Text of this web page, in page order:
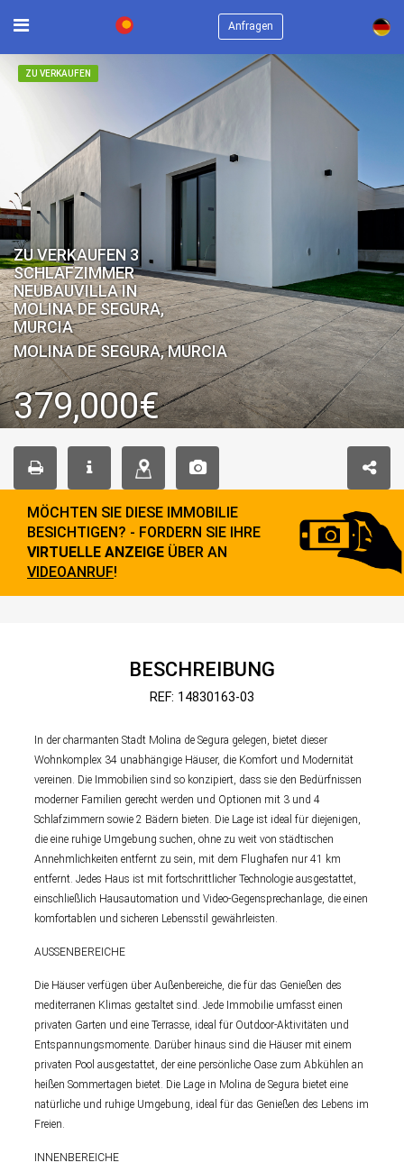
Anfragen ×
ZU VERKAUFEN
ZU VERKAUFEN 3
SCHLAFZIMMER
NEUBAUVILLA IN
MOLINA DE SEGURA,
MURCIA
MOLINA DE SEGURA, MURCIA
379,000€
MÖCHTEN SIE DIESE IMMOBILIE
BESICHTIGEN? - FORDERN SIE IHRE
VIRTUELLE ANZEIGE ÜBER AN
VIDEOANRUF!
BESCHREIBUNG
REF: 14830163-03
In der charmanten Stadt Molina de Segura gelegen, bietet dieser
Wohnkomplex 34 unabhängige Häuser, die Komfort und Modernität
vereinen. Die Immobilien sind so konzipiert, dass sie den Bedürfnissen
moderner Familien gerecht werden und Optionen mit 3 und 4
Schlafzimmern sowie 2 Bädern bieten. Die Lage ist ideal für diejenigen,
die eine ruhige Umgebung suchen, ohne zu weit von städtischen
Annehmlichkeiten entfernt zu sein, mit dem Flughafen nur 41 km
entfernt. Jedes Haus ist mit fortschrittlicher Technologie ausgestattet,
einschließlich Hausautomation und Video-Gegensprechanlage, die einen
komfortablen und sicheren Lebensstil gewährleisten.
AUSSENBEREICHE
Die Häuser verfügen über Außenbereiche, die für das Genießen des
mediterranen Klimas gestaltet sind. Jede Immobilie umfasst einen
privaten Garten und eine Terrasse, ideal für Outdoor-Aktivitäten und
Entspannungsmomente. Darüber hinaus sind die Häuser mit einem
privaten Pool ausgestattet, der eine persönliche Oase zum Abkühlen an
heißen Sommertagen bietet. Die Lage in Molina de Segura bietet eine
natürliche und ruhige Umgebung, ideal für das Genießen des Lebens im
Freien.
INNENBEREICHE